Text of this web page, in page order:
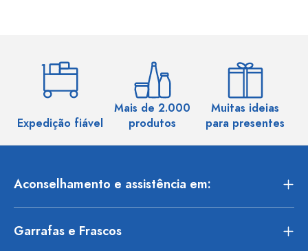
Expedição fiável
Mais de 2.000
produtos
Muitas ideias
para presentes
Aconselhamento e assistência em:
Garrafas e Frascos